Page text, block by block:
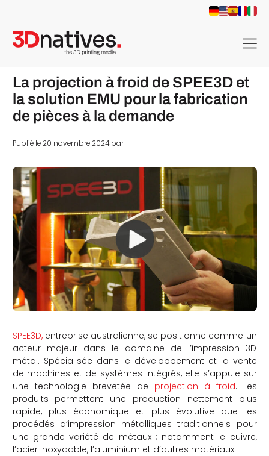
menu
La projection à froid de SPEE3D et
la solution EMU pour la fabrication
de pièces à la demande
Publié le 20 novembre 2024 par
SPEE3D,entreprise australienne, se positionne comme un
acteur majeur dans le domaine de l’impression 3D
métal. Spécialisée dans le développement et la vente
de machines et de systèmes intégrés, elle s’appuie sur
une technologie brevetée de projection à froid. Les
produits permettent une production nettement plus
rapide, plus économique et plus évolutive que les
procédés d’impression métalliques traditionnels pour
une grande variété de métaux ; notamment le cuivre,
l’acier inoxydable, l’aluminium et d’autres matériaux.